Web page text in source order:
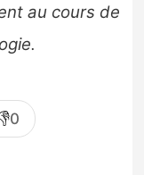
au cours de
.
0